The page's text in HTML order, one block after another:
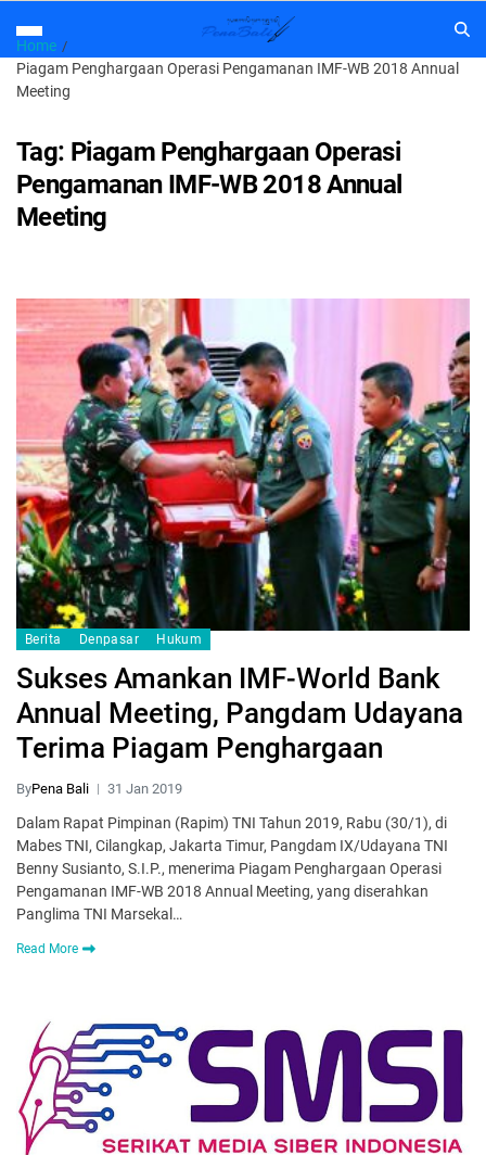
Home
Piagam Penghargaan Operasi Pengamanan IMF-WB 2018 Annual
Meeting
Tag: Piagam Penghargaan Operasi
Pengamanan IMF-WB 2018 Annual
Meeting
Berita Denpasar Hukum
Sukses Amankan IMF-World Bank
Annual Meeting, Pangdam Udayana
Terima Piagam Penghargaan
ByPena Bali 31 Jan 2019
Dalam Rapat Pimpinan (Rapim) TNI Tahun 2019, Rabu (30/1), di
Mabes TNI, Cilangkap, Jakarta Timur, Pangdam IX/Udayana TNI
Benny Susianto, S.I.P., menerima Piagam Penghargaan Operasi
Pengamanan IMF-WB 2018 Annual Meeting, yang diserahkan
Panglima TNI Marsekal…
Read More